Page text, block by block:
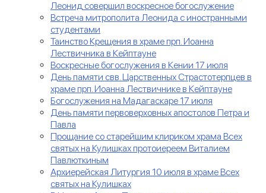
Леонид совершил воскресное богослужение
Встреча митрополита Леонида с иностранными
студентами
Таинство Крещения в храме прп. Иоанна
Лествичника в Кейптауне
Воскресные богослужения в Кении 17 июля
День памяти свв. Царственных Страстотерпцев в
храме прп. Иоанна Лествичнике в Кейптауне
Богослужения на Мадагаскаре 17 июля
День памяти первоверховных апостолов Петра и
Павла
Прощание со старейшим клириком храма Всех
святых на Кулишках протоиереем Виталием
Павлюткиным
Архиерейская Литургия 10 июля в храме Всех
святых на Кулишках